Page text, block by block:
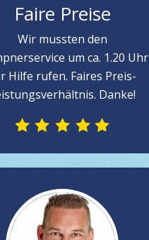
Faire Preise
Wir mussten den
um ca. 1.20 Uhr
Hilfe rufen. Faires Preis-
Danke!